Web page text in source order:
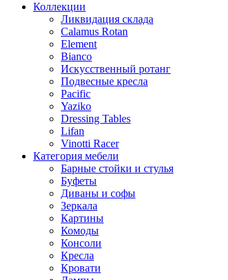
Коллекции
Ликвидация склада
Calamus Rotan
Element
Bianco
Искусственный ротанг
Подвесные кресла
Pacific
Yaziko
Dressing Tables
Lifan
Vinotti Racer
Категория мебели
Барные стойки и стулья
Буфеты
Диваны и софы
Зеркала
Картины
Комоды
Консоли
Кресла
Кровати